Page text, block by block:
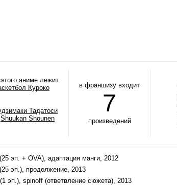
аниме лежит
Куроко
Тадатоси
Shuukan Shounen
в франшизу входит
7
произведений
эп. + OVA), адаптация манги, 2012
эп.), продолжение, 2013
эп.), spinoff (ответвление сюжета), 2013